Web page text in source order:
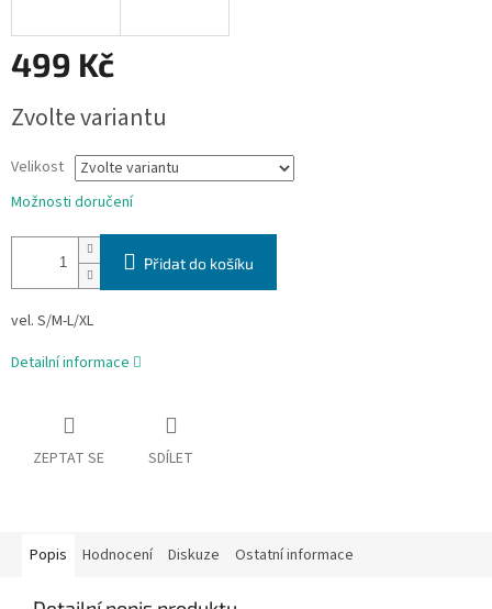
499 Kč
cena:
Zvolte variantu
Velikost
Možnosti doručení
Přidat do košíku
vel. S/M-L/XL
Detailní informace
ZEPTAT SE SDÍLET
Popis Hodnocení Diskuze Ostatní informace